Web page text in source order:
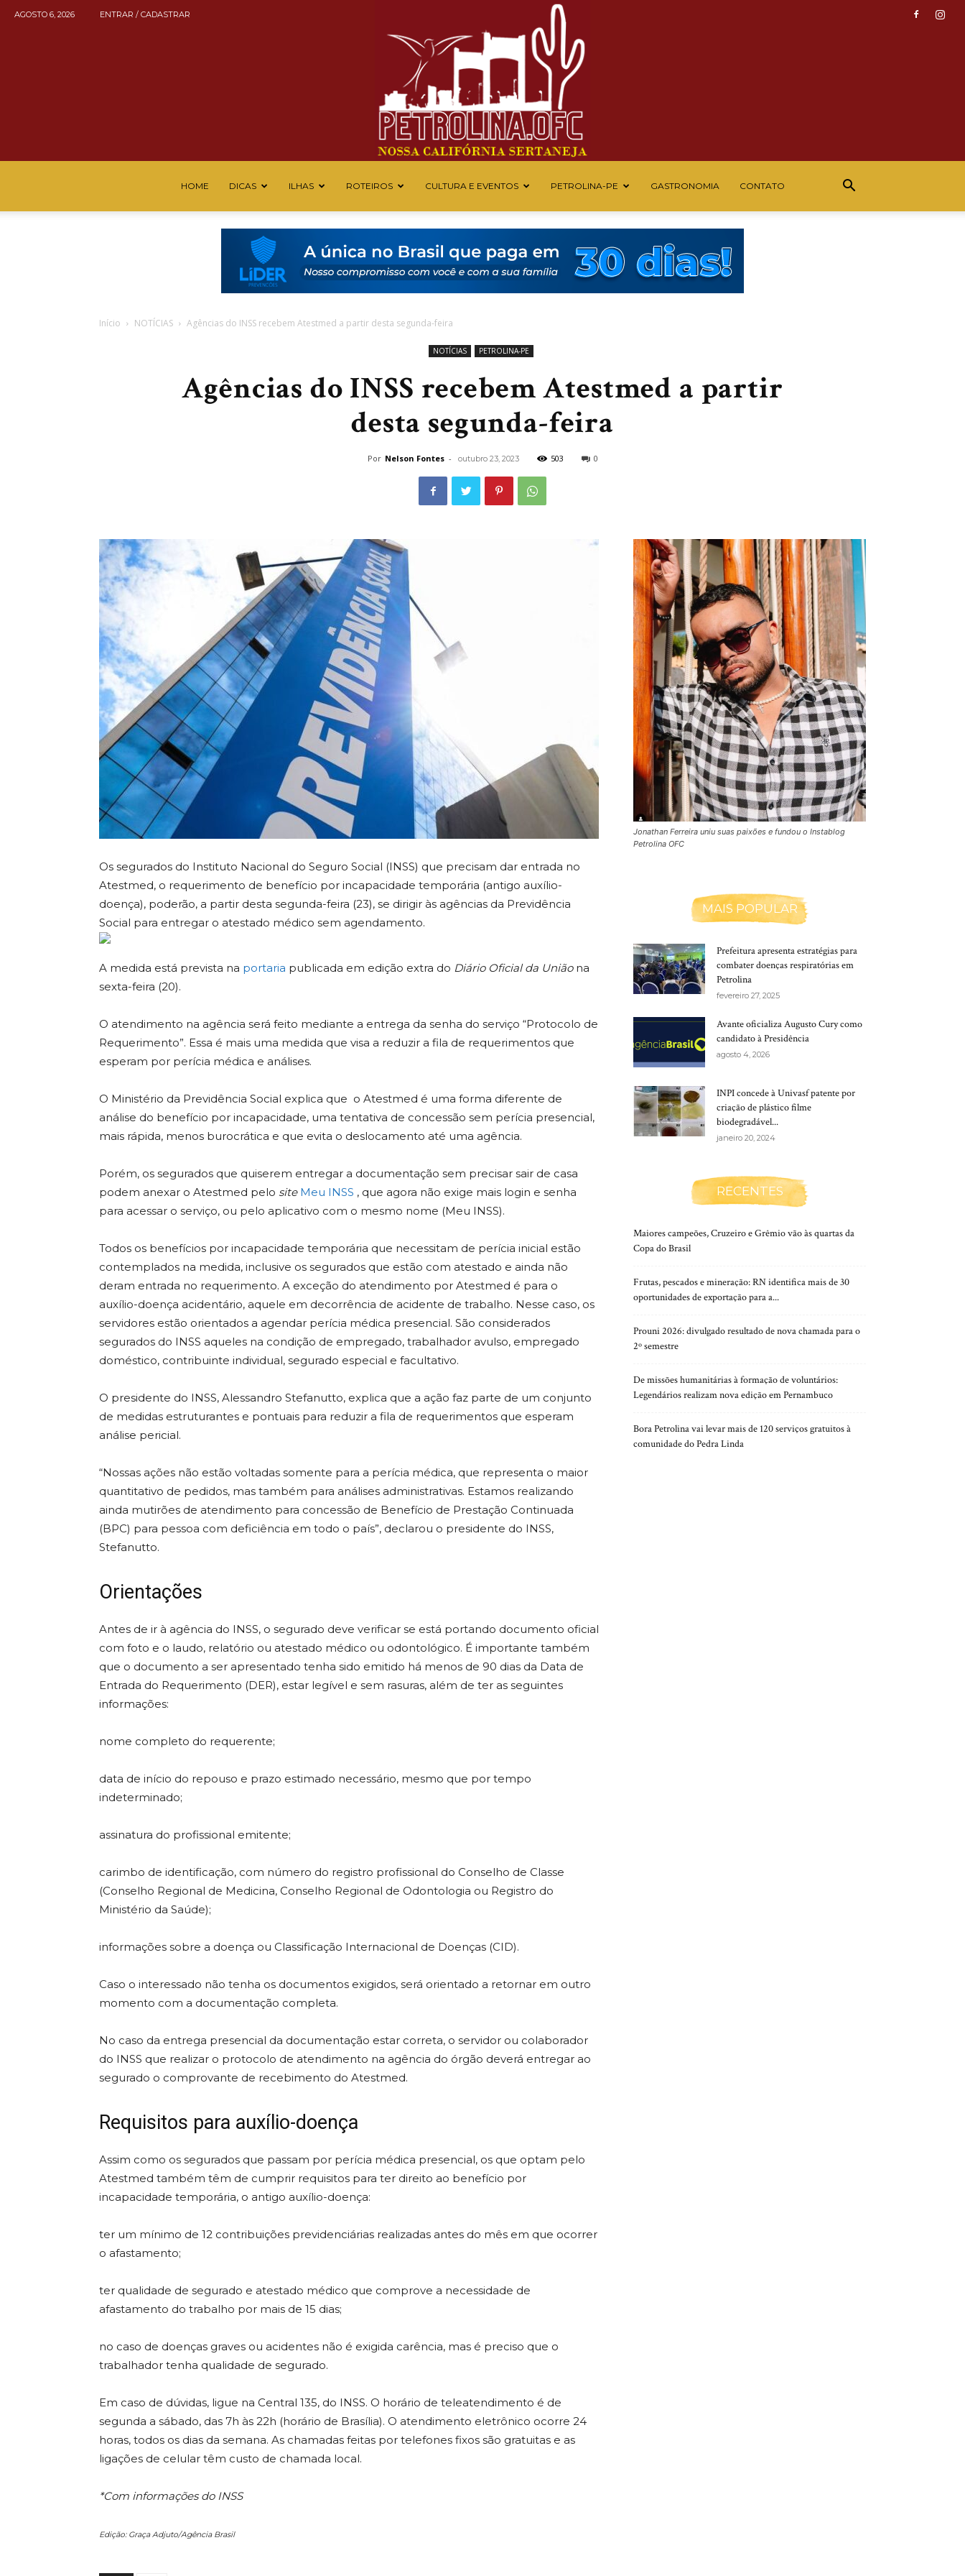
AGOSTO 6, 2026 ENTRAR / CADASTRAR
HOME DICAS ILHAS ROTEIROS CULTURA E EVENTOS PETROLINA-PE GASTRONOMIA CONTATO
Início NOTÍCIAS Agências do INSS recebem Atestmed a partir desta segunda-feira
NOTÍCIAS PETROLINA-PE
Agências do INSS recebem Atestmed a partir
desta segunda-feira
Por Nelson Fontes - outubro 23, 2023 503 0
Os segurados do Instituto Nacional do Seguro Social (INSS) que precisam dar entrada no
Atestmed, o requerimento de benefício por incapacidade temporária (antigo auxílio-
doença), poderão, a partir desta segunda-feira (23), se dirigir às agências da Previdência
Social para entregar o atestado médico sem agendamento.
A medida está prevista na portaria publicada em edição extra do Diário Oficial da Uniãona
sexta-feira (20).
O atendimento na agência será feito mediante a entrega da senha do serviço “Protocolo de
Requerimento”. Essa é mais uma medida que visa a reduzir a fila de requerimentos que
esperam por perícia médica e análises.
O Ministério da Previdência Social explica que o Atestmed é uma forma diferente de
análise do benefício por incapacidade, uma tentativa de concessão sem perícia presencial,
mais rápida, menos burocrática e que evita o deslocamento até uma agência.
Porém, os segurados que quiserem entregar a documentação sem precisar sair de casa
podem anexar o Atestmed pelo site Meu INSS , que agora não exige mais login e senha
para acessar o serviço, ou pelo aplicativo com o mesmo nome (Meu INSS).
Todos os benefícios por incapacidade temporária que necessitam de perícia inicial estão
contemplados na medida, inclusive os segurados que estão com atestado e ainda não
deram entrada no requerimento. A exceção do atendimento por Atestmed é para o
auxílio-doença acidentário, aquele em decorrência de acidente de trabalho. Nesse caso, os
servidores estão orientados a agendar perícia médica presencial. São considerados
segurados do INSS aqueles na condição de empregado, trabalhador avulso, empregado
doméstico, contribuinte individual, segurado especial e facultativo.
O presidente do INSS, Alessandro Stefanutto, explica que a ação faz parte de um conjunto
de medidas estruturantes e pontuais para reduzir a fila de requerimentos que esperam
análise pericial.
“Nossas ações não estão voltadas somente para a perícia médica, que representa o maior
quantitativo de pedidos, mas também para análises administrativas. Estamos realizando
ainda mutirões de atendimento para concessão de Benefício de Prestação Continuada
(BPC) para pessoa com deficiência em todo o país”, declarou o presidente do INSS,
Stefanutto.
Orientações
Antes de ir à agência do INSS, o segurado deve verificar se está portando documento oficial
com foto e o laudo, relatório ou atestado médico ou odontológico. É importante também
que o documento a ser apresentado tenha sido emitido há menos de 90 dias da Data de
Entrada do Requerimento (DER), estar legível e sem rasuras, além de ter as seguintes
informações:
nome completo do requerente;
data de início do repouso e prazo estimado necessário, mesmo que por tempo
indeterminado;
assinatura do profissional emitente;
carimbo de identificação, com número do registro profissional do Conselho de Classe
(Conselho Regional de Medicina, Conselho Regional de Odontologia ou Registro do
Ministério da Saúde);
informações sobre a doença ou Classificação Internacional de Doenças (CID).
Caso o interessado não tenha os documentos exigidos, será orientado a retornar em outro
momento com a documentação completa.
No caso da entrega presencial da documentação estar correta, o servidor ou colaborador
do INSS que realizar o protocolo de atendimento na agência do órgão deverá entregar ao
segurado o comprovante de recebimento do Atestmed.
Requisitos para auxílio-doença
Assim como os segurados que passam por perícia médica presencial, os que optam pelo
Atestmed também têm de cumprir requisitos para ter direito ao benefício por
incapacidade temporária, o antigo auxílio-doença:
ter um mínimo de 12 contribuições previdenciárias realizadas antes do mês em que ocorrer
o afastamento;
ter qualidade de segurado e atestado médico que comprove a necessidade de
afastamento do trabalho por mais de 15 dias;
no caso de doenças graves ou acidentes não é exigida carência, mas é preciso que o
trabalhador tenha qualidade de segurado.
Em caso de dúvidas, ligue na Central 135, do INSS. O horário de teleatendimento é de
segunda a sábado, das 7h às 22h (horário de Brasília). O atendimento eletrônico ocorre 24
horas, todos os dias da semana. As chamadas feitas por telefones fixos são gratuitas e as
ligações de celular têm custo de chamada local.
*Com informações do INSS
Edição: Graça Adjuto/Agência Brasil
Jonathan Ferreira uniu suas paixões e fundou o Instablog
Petrolina OFC
MAIS POPULAR
Prefeitura apresenta estratégias para
combater doenças respiratórias em
Petrolina
fevereiro 27, 2025
Avante oficializa Augusto Cury como
candidato à Presidência
agosto 4, 2026
INPI concede à Univasf patente por
criação de plástico filme
biodegradável...
janeiro 20, 2024
RECENTES
Maiores campeões, Cruzeiro e Grêmio vão às quartas da
Copa do Brasil
Frutas, pescados e mineração: RN identifica mais de 30
oportunidades de exportação para a...
Prouni 2026: divulgado resultado de nova chamada para o
2º semestre
De missões humanitárias à formação de voluntários:
Legendários realizam nova edição em Pernambuco
Bora Petrolina vai levar mais de 120 serviços gratuitos à
comunidade do Pedra Linda